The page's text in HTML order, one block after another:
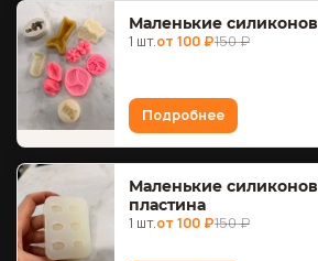
Маленькие
1 шт.от 100 ₽150 ₽
Подробнее
Маленькие
пластина
1 шт.от 100 ₽150 ₽